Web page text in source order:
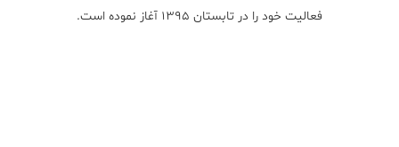
فعالیت خود را در تابستان ۱۳۹۵ آغاز نموده است.